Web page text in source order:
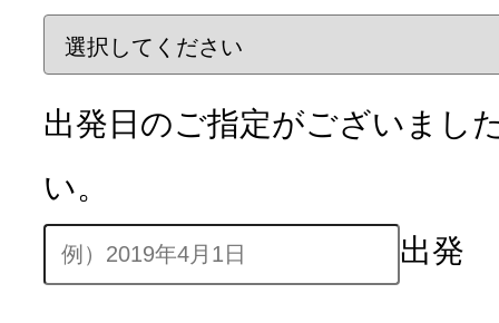
出発日のご指定がございまし
い。
出発